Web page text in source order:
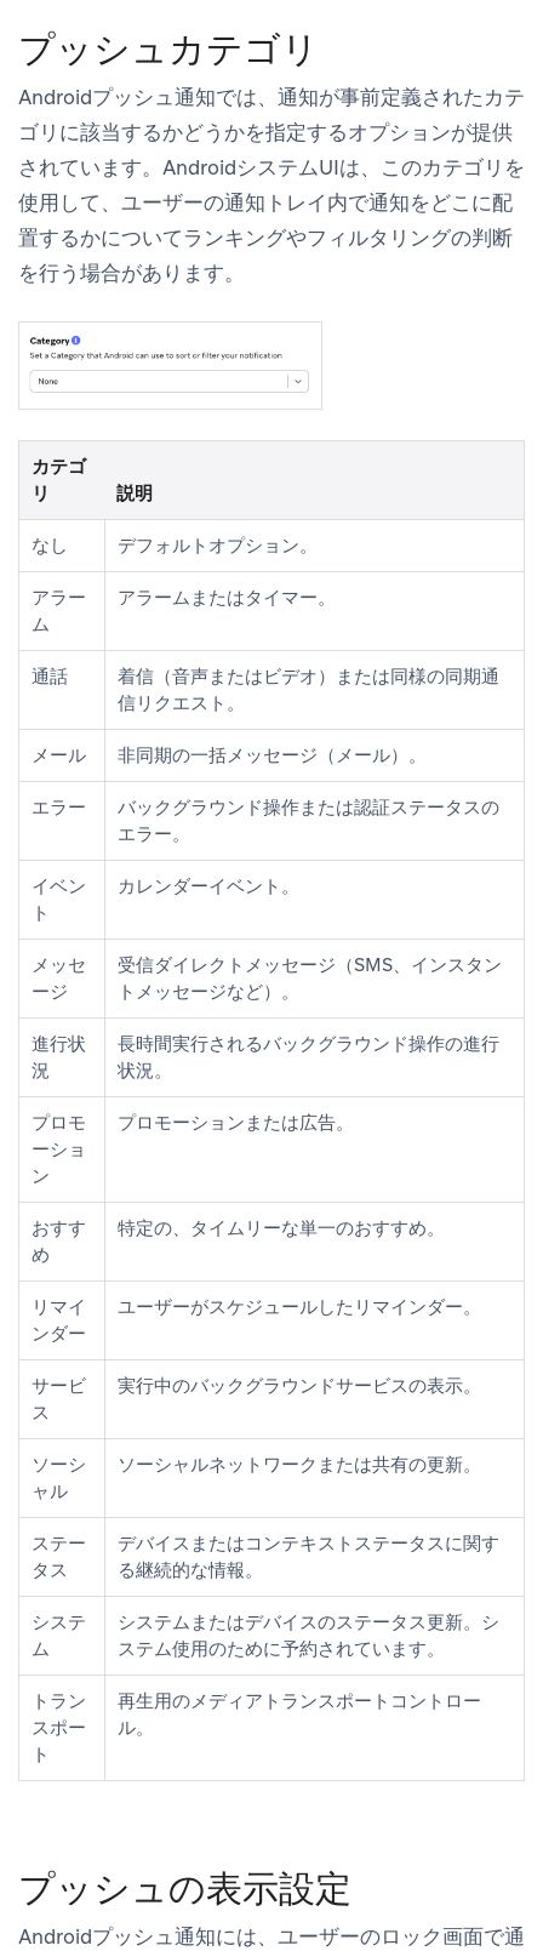
プッシュカテゴリ
Androidプッシュ通知では、通知が事前定義されたカテ
ゴリに該当するかどうかを指定するオプションが提供
されています。AndroidシステムUIは、このカテゴリを
使用して、ユーザーの通知トレイ内で通知をどこに配
置するかについてランキングやフィルタリングの判断
を行う場合があります。
カテゴ
リ
説明
なし デフォルトオプション。
アラー
ム
アラームまたはタイマー。
通話
着信（音声またはビデオ）または同様の同期通
信リクエスト。
メール 非同期の一括メッセージ（メール）。
エラー
バックグラウンド操作または認証ステータスの
エラー。
イベン
ト
カレンダーイベント。
メッセ
ージ
受信ダイレクトメッセージ（SMS、インスタン
トメッセージなど）。
進行状
況
長時間実行されるバックグラウンド操作の進行
状況。
プロモ
ーショ
ン
プロモーションまたは広告。
おすす
め
特定の、タイムリーな単一のおすすめ。
リマイ
ンダー
ユーザーがスケジュールしたリマインダー。
サービ
ス
実行中のバックグラウンドサービスの表示。
ソーシ
ャル
ソーシャルネットワークまたは共有の更新。
ステー
タス
デバイスまたはコンテキストステータスに関す
る継続的な情報。
システ
ム
システムまたはデバイスのステータス更新。シ
ステム使用のために予約されています。
トラン
スポー
ト
再生用のメディアトランスポートコントロー
ル。
プッシュの表示設定
Androidプッシュ通知には、ユーザーのロック画面で通